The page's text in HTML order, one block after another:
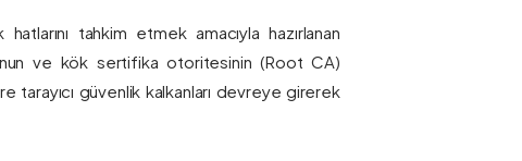
tahkim etmek amacıyla hazırlanan
ve kök sertifika otoritesinin (Root CA)
tarayıcı güvenlik kalkanları devreye girerek